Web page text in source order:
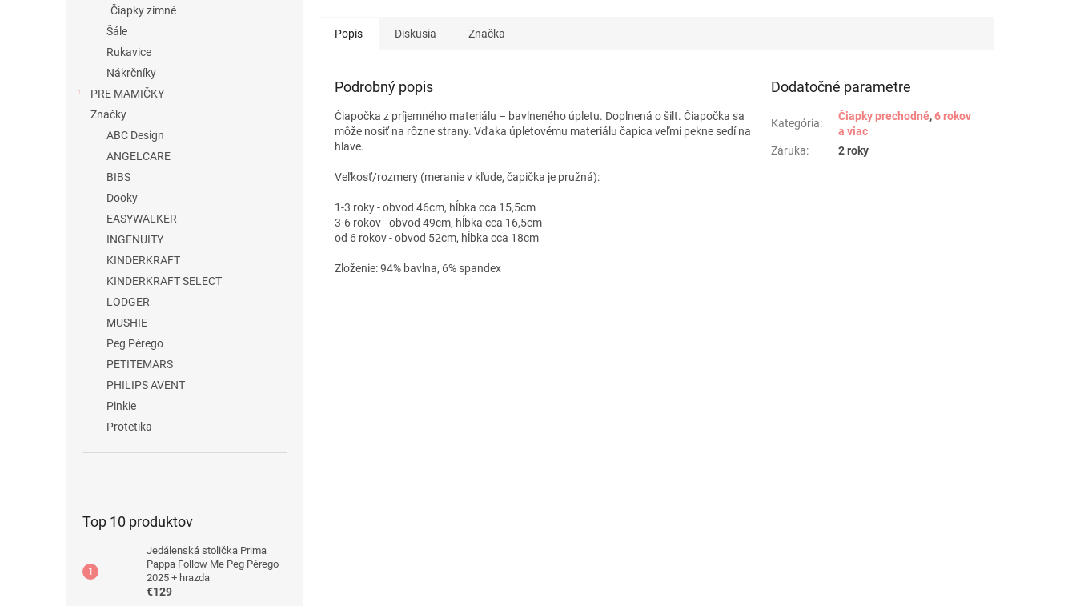
Čiapky zimné
Šále
Rukavice
Nákrčníky
PRE MAMIČKY
Značky
ABC Design
ANGELCARE
BIBS
Dooky
EASYWALKER
INGENUITY
KINDERKRAFT
KINDERKRAFT SELECT
LODGER
MUSHIE
Peg Pérego
PETITEMARS
PHILIPS AVENT
Pinkie
Protetika
Top 10 produktov
Jedálenská stolička Prima
Pappa Follow Me Peg Pérego
2025 + hrazda
€129
Popis Diskusia Značka
Podrobný popis
Čiapočka z príjemného materiálu – bavlneného úpletu. Doplnená o šilt. Čiapočka sa
môže nosiť na rôzne strany. Vďaka úpletovému materiálu čapica veľmi pekne sedí na
hlave.
Veľkosť/rozmery (meranie v kľude, čapička je pružná):
1-3 roky - obvod 46cm, hĺbka cca 15,5cm
3-6 rokov - obvod 49cm, hĺbka cca 16,5cm
od 6 rokov - obvod 52cm, hĺbka cca 18cm
Zloženie: 94% bavlna, 6% spandex
Dodatočné parametre
Kategória:
Čiapky prechodné,6 rokov
a viac
Záruka: 2 roky